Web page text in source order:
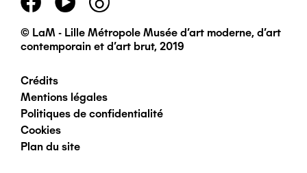
principal
© LaM - Lille Métropole Musée d'art moderne, d'art
contemporain et d'art brut, 2019
Pied
de
page
Crédits
Mentions légales
Politiques de confidentialité
Cookies
Plan du site